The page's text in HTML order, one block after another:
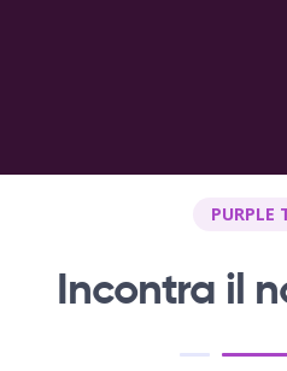
PURPLE
Incontra il